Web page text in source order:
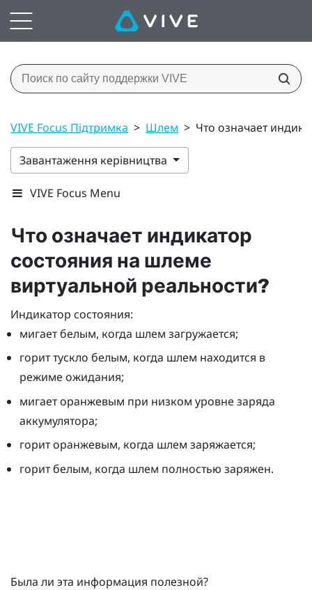
VIVE Focus Підтримка > Шлем > Что означает
Завантаження керівництва
VIVE Focus Menu
Что означает индикатор
состояния на шлеме
виртуальной реальности?
Индикатор состояния:
мигает белым, когда шлем загружается;
горит тускло белым, когда шлем находится в
режиме ожидания;
мигает оранжевым при низком уровне заряда
аккумулятора;
горит оранжевым, когда шлем заряжается;
горит белым, когда шлем полностью заряжен.
Была ли эта информация полезной?